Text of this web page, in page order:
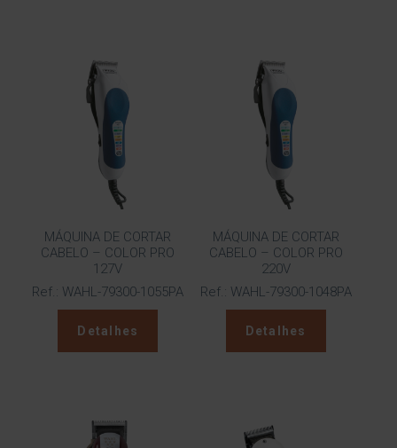
MÁQUINA DE CORTAR
CABELO – COLOR PRO
127V
Ref.: WAHL-79300-1055PA
Detalhes
MÁQUINA DE CORTAR
CABELO – COLOR PRO
220V
Ref.: WAHL-79300-1048PA
Detalhes